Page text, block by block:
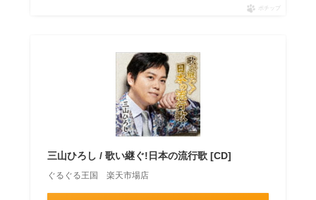
ポチップ
三山ひろし / 歌い継ぐ!日本の流行歌 [CD]
ぐるぐる王国 楽天市場店